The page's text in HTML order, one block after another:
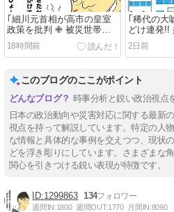
｢細川元首相が高市の皇室
政策を批判 ✙ 被災世帯に
10万円給付金だろ!!とか｣
18時間前
｢稀代の
どけ連発!!
果ては!!｣
2日前
このブログのここがポイント
時事分析と鋭い政治視点
日本の政治動向や災害対応に関する最新
視点を持って解説しています。特定の人
な情報と具体的な事例を交えつつ、現状
どを浮き彫りにしています。さまざまな
関心を引きつける鋭い表現が特徴です。
1299863 134
週間IN:1800 週間OUT:1770 月間IN:8090